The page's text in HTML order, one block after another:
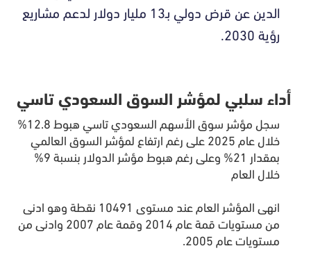
الدين عن قرض دولي بـ13 مليار دولار لدعم مشاريع
رؤية 2030.
أداء سلبي لمؤشر السوق السعودي تاسي
سجل مؤشر سوق الأسهم السعودي تاسي هبوط 12.8%
خلال عام 2025 على رغم ارتفاع لمؤشر السوق العالمي
بمقدار 21% وعلى رغم هبوط مؤشر الدولار بنسبة 9%
خلال العام
انهى المؤشر العام عند مستوى 10491 نقطة وهو ادنى
من مستويات قمة عام 2014 وقمة عام 2007 وادنى من
مستويات عام 2005.